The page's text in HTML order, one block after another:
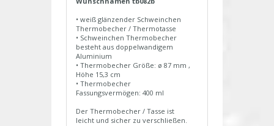
• weiß glänzender Schweinchen
Thermobecher / Thermotasse
• Schweinchen Thermobecher
besteht aus doppelwandigem
Aluminium
• Thermobecher Größe: ø 87 mm ,
Höhe 15,3 cm
• Thermobecher
Fassungsvermögen: 400 ml
Der Thermobecher / Tasse ist
leicht und sicher zu verschließen.